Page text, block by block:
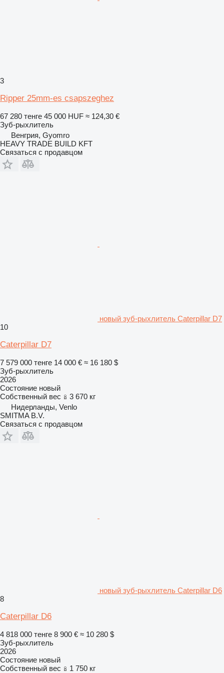
3
Ripper 25mm-es csapszeghez
67 280 тенге 45 000 HUF ≈ 124,30 €
Зуб-рыхлитель
Венгрия, Gyomro
HEAVY TRADE BUILD KFT
Связаться с продавцом
новый зуб-рыхлитель Caterpillar D7
10
Caterpillar D7
7 579 000 тенге 14 000 € ≈ 16 180 $
Зуб-рыхлитель
2026
Состояние новый
Собственный вес
3 670 кг
Нидерланды, Venlo
SMITMA B.V.
Связаться с продавцом
новый зуб-рыхлитель Caterpillar D6
8
Caterpillar D6
4 818 000 тенге 8 900 € ≈ 10 280 $
Зуб-рыхлитель
2026
Состояние новый
Собственный вес
1 750 кг